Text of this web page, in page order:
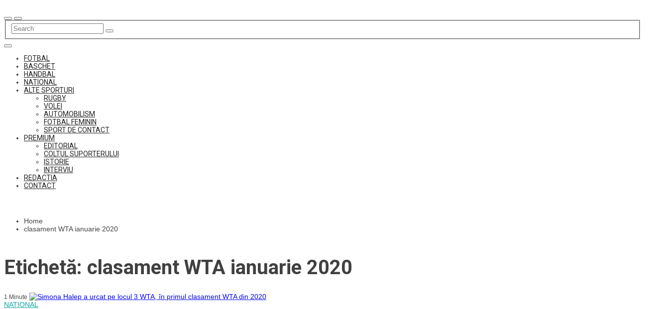
to
content
FOTBAL
BASCHET
HANDBAL
NATIONAL
ALTE SPORTURI
RUGBY
VOLEI
AUTOMOBILISM
FOTBAL FEMININ
SPORT DE CONTACT
PREMIUM
EDITORIAL
COLTUL SUPORTERULUI
ISTORIE
INTERVIU
REDACTIA
CONTACT
Home
clasament WTA ianuarie 2020
Etichetă: clasament WTA ianuarie 2020
1 Minute
NATIONAL